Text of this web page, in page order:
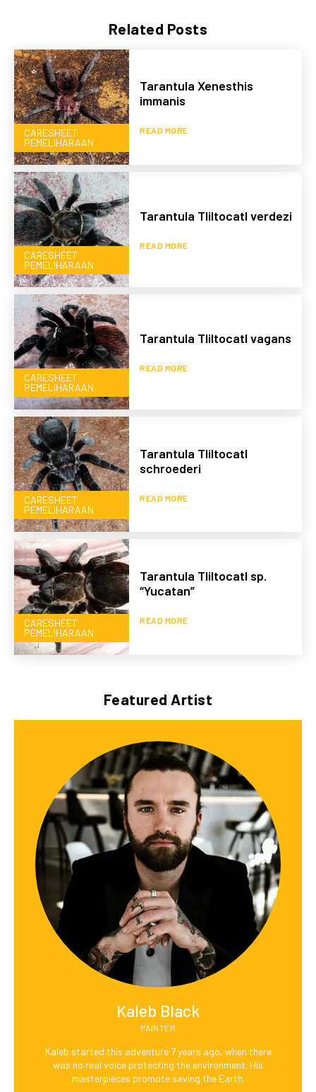
Related Posts
CARESHEET
PEMELIHARAAN
Tarantula Xenesthis
immanis
READ MORE
CARESHEET
PEMELIHARAAN
Tarantula Tliltocatl verdezi
READ MORE
CARESHEET
PEMELIHARAAN
Tarantula Tliltocatl vagans
READ MORE
CARESHEET
PEMELIHARAAN
Tarantula Tliltocatl
schroederi
READ MORE
CARESHEET
PEMELIHARAAN
Tarantula Tliltocatl sp.
“Yucatan”
READ MORE
Featured Artist
Kaleb Black
PAINTER
Kaleb started this adventure 7 years ago, when there
was no real voice protecting the environment. His
masterpieces promote saving the Earth.